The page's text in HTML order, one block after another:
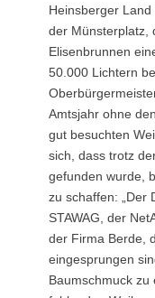
Heinsberger
der Münsterplatz,
Elisenbrunnen
50.000 Lichtern
Amtsjahr ohne
gut besuchten
sich, dass trotz
gefunden wurde,
zu schaffen: „Der
STAWAG, der
der Firma Berde,
eingesprungen
Baumschmuck